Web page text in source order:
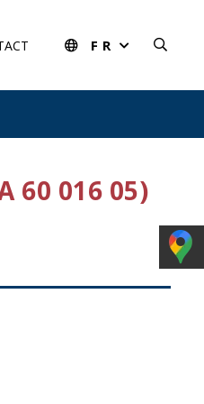
FR
60 016 05)